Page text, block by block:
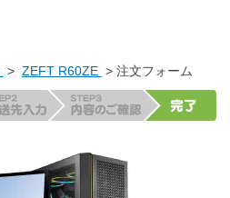
> ZEFT R60ZE > 注文フォーム